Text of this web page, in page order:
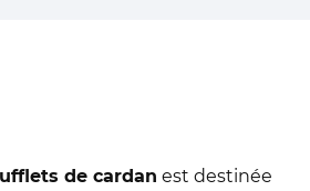
de cardan est destinée